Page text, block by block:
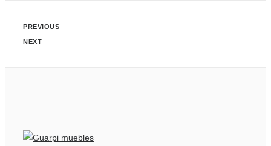
PREVIOUS
NEXT